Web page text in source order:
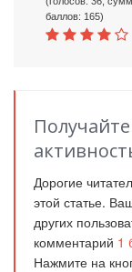
баллов: 165)
Дорогие
этой статье.
других
комментарий 1
Нажмите на